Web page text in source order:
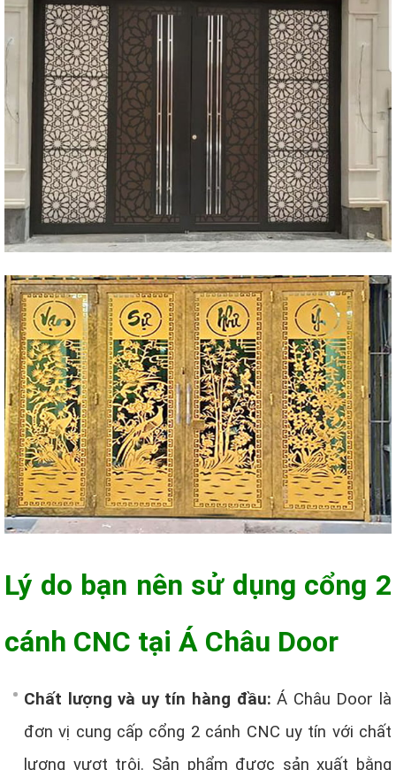
Lý do bạn nên sử dụng cổng 2
cánh CNC tại Á Châu Door
Chất lượng và uy tín hàng đầu:Á Châu Door là
đơn vị cung cấp cổng 2 cánh CNC uy tín với chất
lượng vượt trội. Sản phẩm được sản xuất bằng